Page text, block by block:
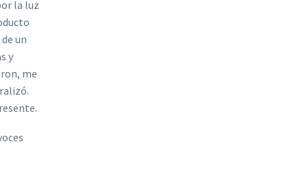
la luz
un
y
me